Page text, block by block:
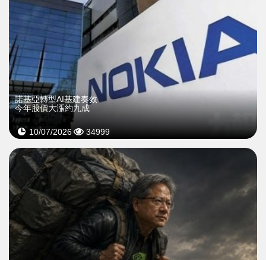
諾基亞轉型AI基建奏效
今年股價大漲約九成
10/07/2026 34999